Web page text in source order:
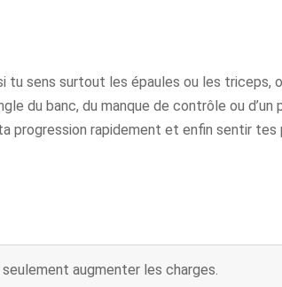
tu sens surtout les épaules ou les triceps,
du banc, du manque de contrôle ou d’un
progression rapidement et enfin sentir tes
augmenter les charges.